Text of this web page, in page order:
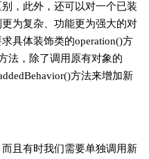
，此外，还可以对一个已装
为复杂、功能更为强大的对
具体装饰类的operation()方
法，除了调用原有对象的
方法来增加新
且有时我们需要单独调用新